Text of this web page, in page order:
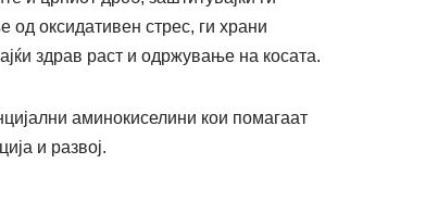
од оксидативен стрес, ги храни
здрав раст и одржување на косата.
аминокиселини кои помагаат
и развој.